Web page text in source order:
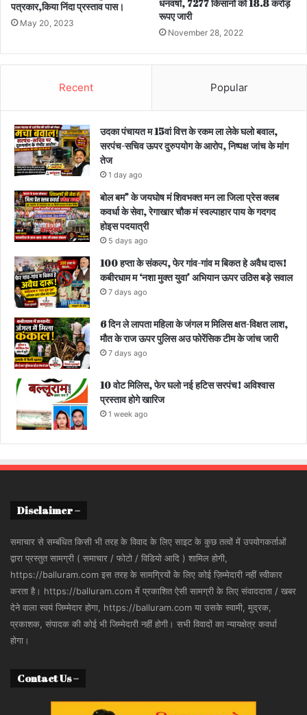
पत्रकार,किया निंदा प्रस्ताव पास।
May 20, 2023
धनवर्षा, 7277 किसानों को 18.8 करोड़
रूपए जारी
November 28, 2022
Recent Popular
उदका पंचायत म 15वां वित्त के रकम ला लेके घलो बवाल,
सरपंच-सचिव ऊपर दुरुपयोग के आरोप, निष्पक्ष जांच के मांग
तेज
1 day ago
बोल बम” के जयघोष मं शिवभक्त मन ला जिला प्रेस क्लब
कवर्धा के सेवा, रेगाखार चौक मं स्वल्पाहार पाय के गदगद
होइस पदयात्री
5 days ago
100 हप्ता के संकल्प, फेर गांव-गांव म बिकत हे अवैध दारू!
कबीरधाम म ‘नशा मुक्त युवा’ अभियान ऊपर उठिस बड़े सवाल
7 days ago
6 दिन ले लापता महिला के जंगल म मिलिस क्षत-विक्षत लाश,
मौत के राज ऊपर पुलिस अउ फोरेंसिक टीम के जांच जारी
7 days ago
10 वोट मिलिस, फेर घलो नई हटिस सरपंच! अविश्वास
प्रस्ताव होगे खारिज
1 week ago
Disclaimer –
समाचार से सम्बंधित किसी भी तरह के विवाद के लिए साइट के कुछ तत्वों में उपयोगकर्ताओं
द्वारा प्रस्तुत सामग्री ( समाचार / फोटो / विडियो आदि ) शामिल होगी,
https://balluram.com इस तरह के सामग्रियों के लिए कोई ज़िम्मेदारी नहीं स्वीकार
करता है। https://balluram.com में प्रकाशित ऐसी सामग्री के लिए संवाददाता / खबर
देने वाला स्वयं जिम्मेदार होगा, https://balluram.com या उसके स्वामी, मुद्रक,
प्रकाशक, संपादक की कोई भी जिम्मेदारी नहीं होगी। सभी विवादों का न्यायक्षेत्र कवर्धा
होगा।
Contact Us –